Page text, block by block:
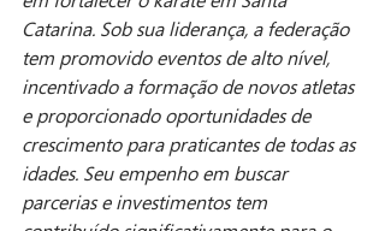
Catarina. Sob sua liderança, a federação
tem promovido eventos de alto nível,
incentivado a formação de novos atletas
e proporcionado oportunidades de
crescimento para praticantes de todas as
idades. Seu empenho em buscar
parcerias e investimentos tem